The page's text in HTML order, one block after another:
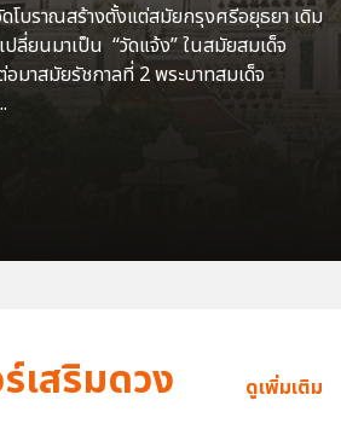
โบราณสร้างตั้งแต่สมัยกรุงศรีอยุธยา เดิม
ปลี่ยนมาเป็น “วัดแจ้ง” ในสมัยสมเด็จ
มาสมัยรัชกาลที่ 2 พระบาทสมเด็จ
เสริมดวง ดูเพิ่มเติม